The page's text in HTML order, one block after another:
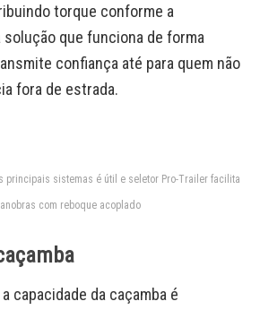
torque conforme a
solução que funciona de forma
confiança até para quem não
fora de estrada.
principais sistemas é útil e seletor Pro-Trailer facilita
com reboque acoplado
capacidade da caçamba é